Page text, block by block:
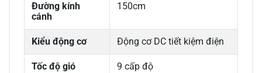
Đường kính
cánh
150cm
Kiểu động cơ Động cơ DC tiết kiệm điện
Tốc độ gió 9 cấp độ